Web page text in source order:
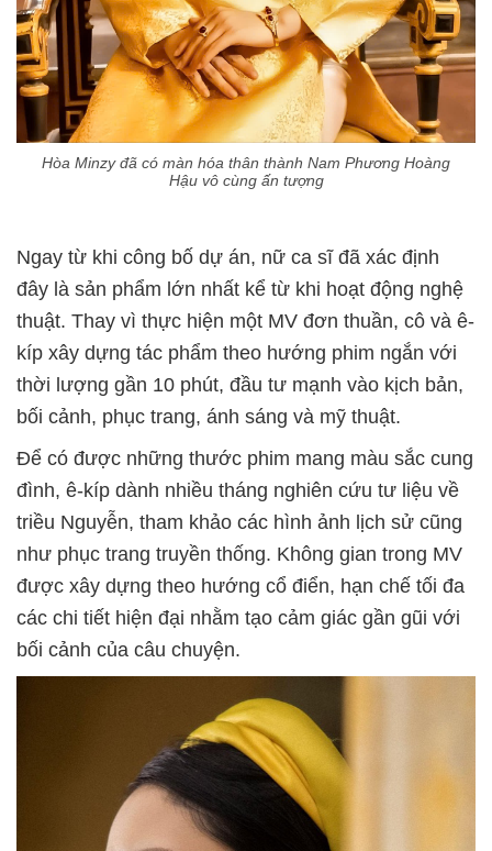
Hòa Minzy đã có màn hóa thân thành Nam Phương Hoàng
Hậu vô cùng ấn tượng
Ngay từ khi công bố dự án, nữ ca sĩ đã xác định
đây là sản phẩm lớn nhất kể từ khi hoạt động nghệ
thuật. Thay vì thực hiện một MV đơn thuần, cô và ê-
kíp xây dựng tác phẩm theo hướng phim ngắn với
thời lượng gần 10 phút, đầu tư mạnh vào kịch bản,
bối cảnh, phục trang, ánh sáng và mỹ thuật.
Để có được những thước phim mang màu sắc cung
đình, ê-kíp dành nhiều tháng nghiên cứu tư liệu về
triều Nguyễn, tham khảo các hình ảnh lịch sử cũng
như phục trang truyền thống. Không gian trong MV
được xây dựng theo hướng cổ điển, hạn chế tối đa
các chi tiết hiện đại nhằm tạo cảm giác gần gũi với
bối cảnh của câu chuyện.